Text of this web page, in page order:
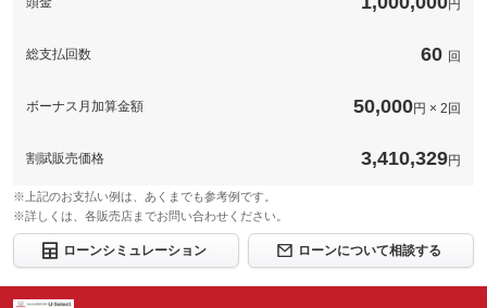
円
総支払回数 60 回
ボーナス月加算金額 50,000円 × 2回
割賦販売価格 3,410,329円
※上記のお支払い例は、あくまでも参考例です。
※詳しくは、各販売店までお問い合わせください。
ローンシミュレーション ローンについて相談する